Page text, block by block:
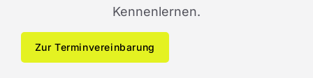
Kennenlernen.
Zur Terminvereinbarung